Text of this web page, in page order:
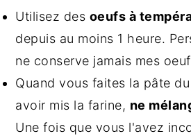
Utilisez des oeufs à
depuis au moins 1 heure.
ne conserve jamais mes
Quand vous faites la pâte
avoir mis la farine, ne
Une fois que vous l'avez